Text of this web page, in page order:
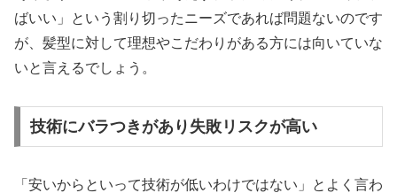
ばいい」という割り切ったニーズであれば問題ないのです
が、髪型に対して理想やこだわりがある方には向いていな
いと言えるでしょう。
技術にバラつきがあり失敗リスクが高い
「安いからといって技術が低いわけではない」とよく言わ